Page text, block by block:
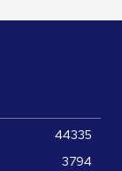
44335
3794